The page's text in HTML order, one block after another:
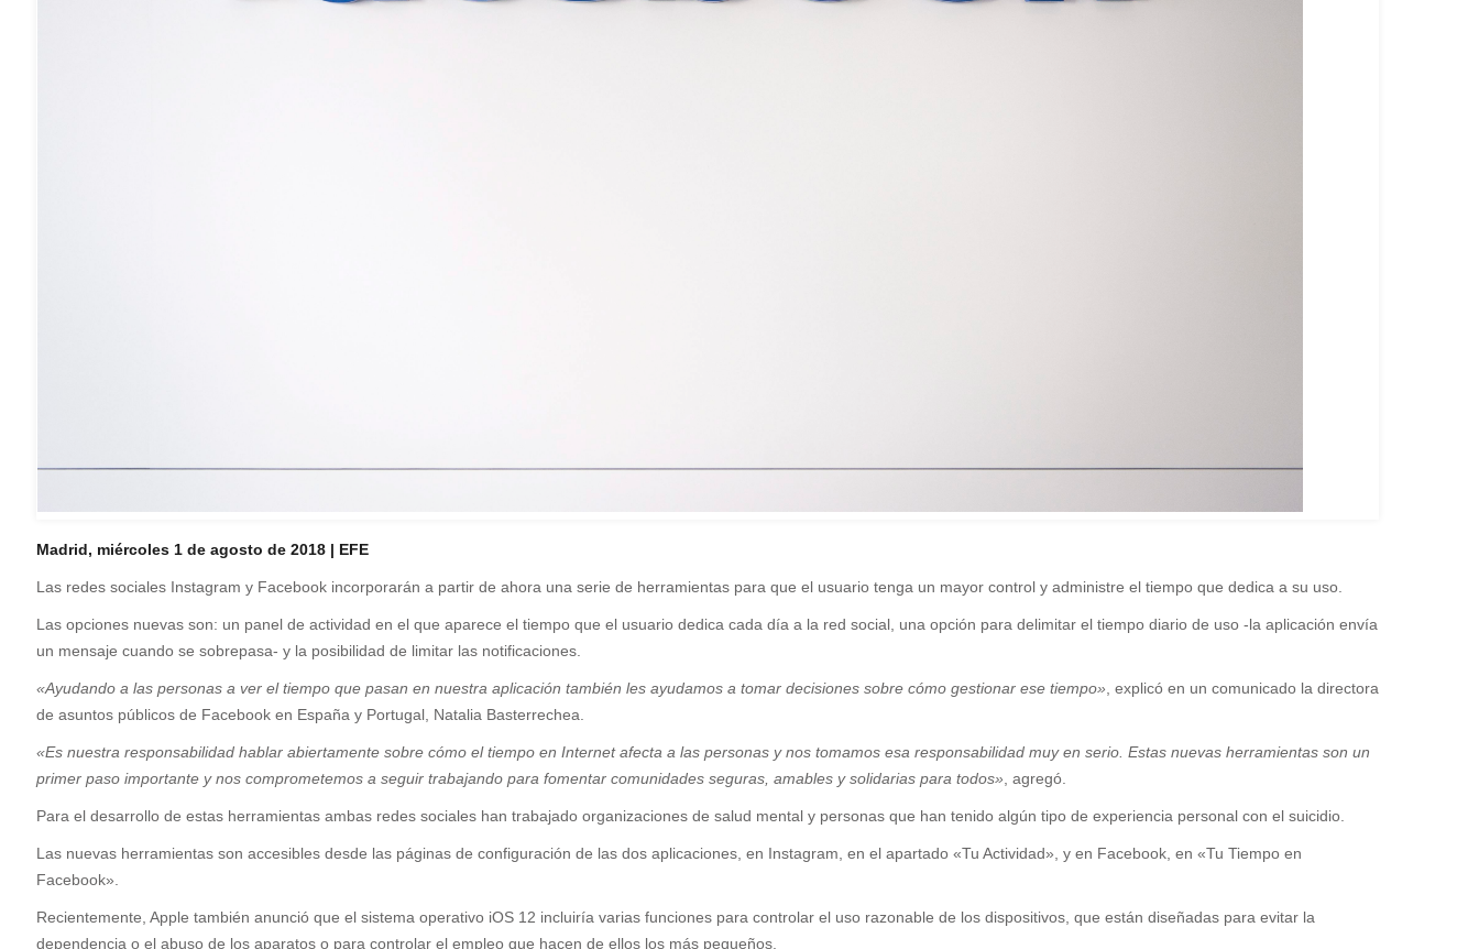
Madrid, miércoles 1 de agosto de 2018 | EFE
L as redes sociales Instagram y Facebook incorporarán a partir de ahora una serie de herramientas para que el usuario tenga un mayor control y administre el tiempo que dedica a su uso.
Las opciones nuevas son: un panel de actividad en el que aparece el tiempo que el usuario dedica cada día a la red social, una opción para delimitar el tiempo diario de uso -la aplicación envía
un mensaje cuando se sobrepasa- y la posibilidad de limitar las notificaciones.
«Ayudando a las personas a ver el tiempo que pasan en nuestra aplicación también les ayudamos a tomar decisiones sobre cómo gestionar ese tiempo» , explicó en un comunicado la directora
de asuntos públicos de Facebook en España y Portugal, Natalia Basterrechea.
«Es nuestra responsabilidad hablar abiertamente sobre cómo el tiempo en Internet afecta a las personas y nos tomamos esa responsabilidad muy en serio. Estas nuevas herramientas son un
primer paso importante y nos comprometemos a seguir trabajando para fomentar comunidades seguras, amables y solidarias para todos» , agregó.
Para el desarrollo de estas herramientas ambas redes sociales han trabajado organizaciones de salud mental y personas que han tenido algún tipo de experiencia personal con el suicidio.
Las nuevas herramientas son accesibles desde las páginas de configuración de las dos aplicaciones, en Instagram, en el apartado «Tu Actividad», y en Facebook, en «Tu Tiempo en
Facebook».
Recientemente, Apple también anunció que el sistema operativo iOS 12 incluiría varias funciones para controlar el uso razonable de los dispositivos, que están diseñadas para evitar la
dependencia o el abuso de los aparatos o para controlar el empleo que hacen de ellos los más pequeños.